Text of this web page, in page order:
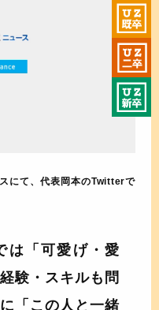
にて、代表岡本のTwitterで
は「可愛げ・愛
験・スキルも問
「この人と一緒